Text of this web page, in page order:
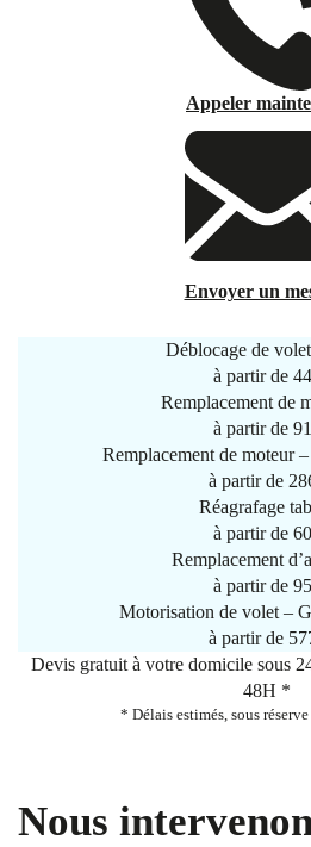
Appeler
Envoyer un
Déblocage de
à partir de
Remplacement de
à partir de
Remplacement de moteur
à partir de
Réagrafage
à partir de
Remplacement
à partir de
Motorisation de volet –
à partir de
Devis gratuit à votre domicile sous
48H *
* Délais estimés, sous
Nous